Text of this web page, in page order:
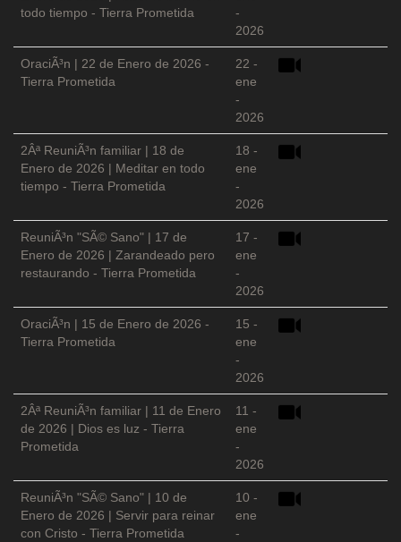
todo tiempo - Tierra Prometida
-
2026
OraciÃ³n | 22 de Enero de 2026 -
Tierra Prometida
22 -
ene
-
2026
2Âª ReuniÃ³n familiar | 18 de
Enero de 2026 | Meditar en todo
tiempo - Tierra Prometida
18 -
ene
-
2026
ReuniÃ³n "SÃ© Sano" | 17 de
Enero de 2026 | Zarandeado pero
restaurando - Tierra Prometida
17 -
ene
-
2026
OraciÃ³n | 15 de Enero de 2026 -
Tierra Prometida
15 -
ene
-
2026
2Âª ReuniÃ³n familiar | 11 de Enero
de 2026 | Dios es luz - Tierra
Prometida
11 -
ene
-
2026
ReuniÃ³n "SÃ© Sano" | 10 de
Enero de 2026 | Servir para reinar
con Cristo - Tierra Prometida
10 -
ene
-